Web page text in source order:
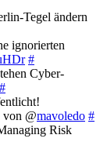
Tegel ändern
ignorierten
#
Cyber-
#
von @mavoledo #
Risk